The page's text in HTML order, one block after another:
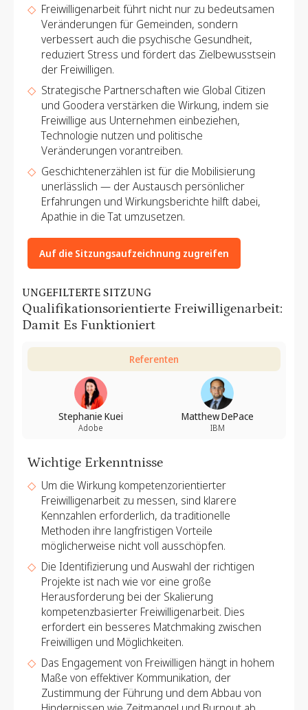
Freiwilligenarbeit führt nicht nur zu bedeutsamen
Veränderungen für Gemeinden, sondern
verbessert auch die psychische Gesundheit,
reduziert Stress und fördert das Zielbewusstsein
der Freiwilligen.
Strategische Partnerschaften wie Global Citizen
und Goodera verstärken die Wirkung, indem sie
Freiwillige aus Unternehmen einbeziehen,
Technologie nutzen und politische
Veränderungen vorantreiben.
Geschichtenerzählen ist für die Mobilisierung
unerlässlich — der Austausch persönlicher
Erfahrungen und Wirkungsberichte hilft dabei,
Apathie in die Tat umzusetzen.
Auf die Sitzungsaufzeichnung zugreifen
UNGEFILTERTE SITZUNG
Qualifikationsorientierte Freiwilligenarbeit:
Damit Es Funktioniert
Referenten
Stephanie Kuei
Adobe
Matthew DePace
IBM
Wichtige Erkenntnisse
Um die Wirkung kompetenzorientierter
Freiwilligenarbeit zu messen, sind klarere
Kennzahlen erforderlich, da traditionelle
Methoden ihre langfristigen Vorteile
möglicherweise nicht voll ausschöpfen.
Die Identifizierung und Auswahl der richtigen
Projekte ist nach wie vor eine große
Herausforderung bei der Skalierung
kompetenzbasierter Freiwilligenarbeit. Dies
erfordert ein besseres Matchmaking zwischen
Freiwilligen und Möglichkeiten.
Das Engagement von Freiwilligen hängt in hohem
Maße von effektiver Kommunikation, der
Zustimmung der Führung und dem Abbau von